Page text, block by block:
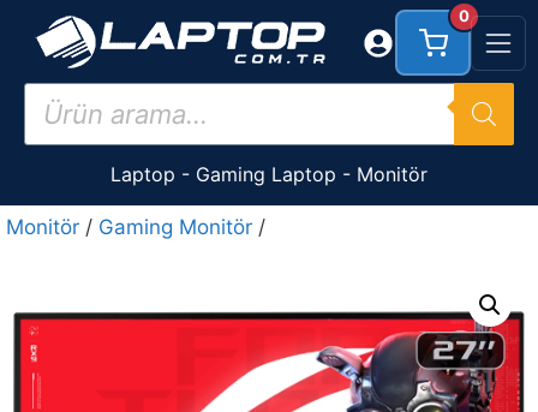
İçeriğe
Products
search
Laptop - Gaming Laptop - Monitör
0
Monitör / Gaming Monitör /